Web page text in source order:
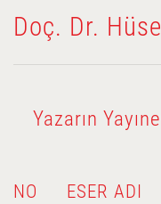
Doç. Dr.
Yazarın
NO
ESER ADI